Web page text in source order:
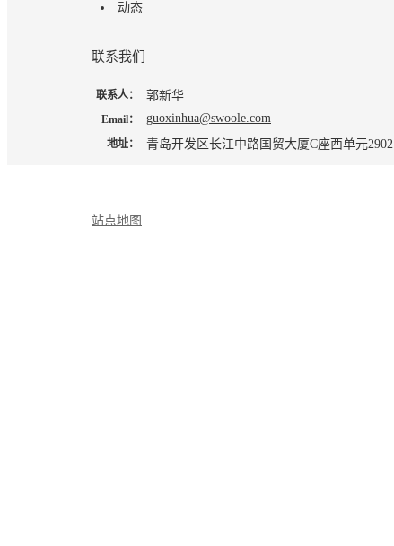
动态
联系我们
联系人： 郭新华
Email： guoxinhua@swoole.com
地址： 青岛开发区长江中路国贸大厦C座西单元2902
站点地图